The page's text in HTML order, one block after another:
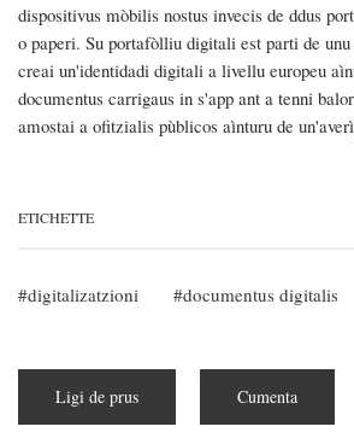
dispositivus mòbilis nostus invecis de ddus
o paperi. Su portafòlliu digitali est parti de unu
creai un'identidadi digitali a livellu europeu
documentus carrigaus in s'app ant a tenni
amostai a ofitzialis pùblicos aìnturu de
ETICHETTE
digitalizatzioni documentus digitalis
Ligi de prus
de
Cumenta